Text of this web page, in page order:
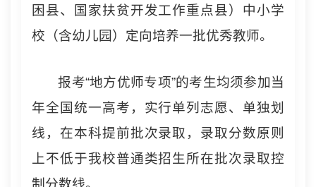
困县、国家扶贫开发工作重点县）中小学
校（含幼儿园）定向培养一批优秀教师。
报考“地方优师专项”的考生均须参加当
年全国统一高考，实行单列志愿、单独划
线，在本科提前批次录取，录取分数原则
上不低于我校普通类招生所在批次录取控
制分数线。